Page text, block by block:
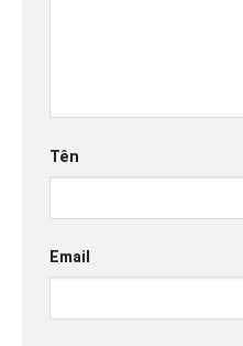
Tên
Email